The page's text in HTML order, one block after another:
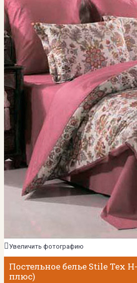
Увеличить фотографию
Постельное белье Stile Tex
плюс)